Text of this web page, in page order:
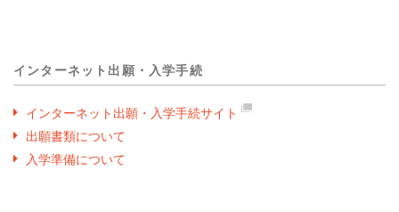
インターネット出願・入学手続
インターネット出願・入学手続サイト
出願書類について
入学準備について